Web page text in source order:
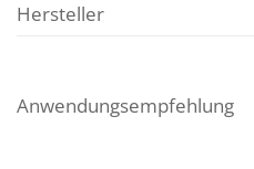
Hersteller
Anwendungsempfehlung